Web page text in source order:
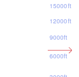
6000ft
9000ft
12000ft
15000ft